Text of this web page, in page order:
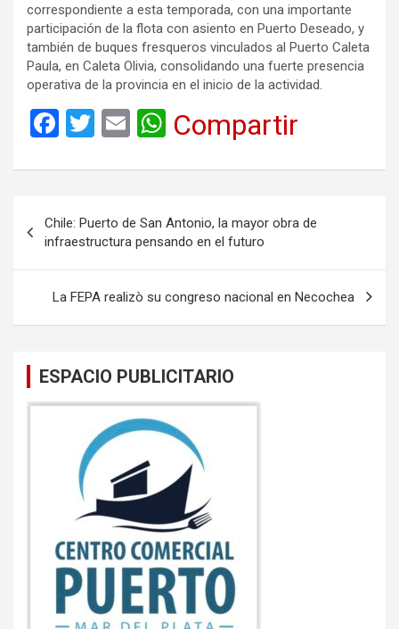
correspondiente a esta temporada, con una importante
participación de la flota con asiento en Puerto Deseado, y
también de buques fresqueros vinculados al Puerto Caleta
Paula, en Caleta Olivia, consolidando una fuerte presencia
operativa de la provincia en el inicio de la actividad.
F
ce
o
o
k
T
tt
E
ail
W
at
A
p
p
Compartir
de
entradas
Chile: Puerto de San Antonio, la mayor obra de
infraestructura pensando en el futuro
La FEPA realizò su congreso nacional en Necochea
ESPACIO PUBLICITARIO